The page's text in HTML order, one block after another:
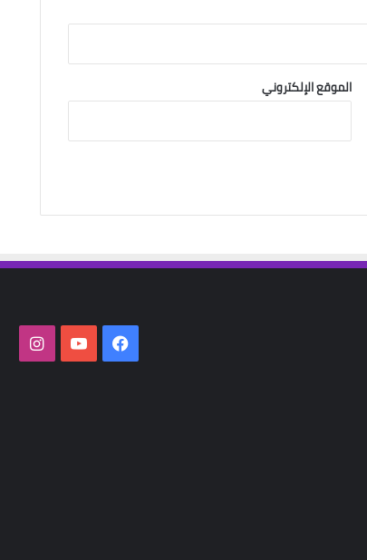
الموقع الإلكتروني
فيسبوك‫YouTube